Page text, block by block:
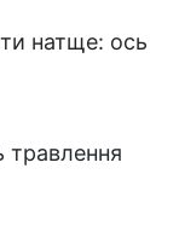
натще: ось
травлення